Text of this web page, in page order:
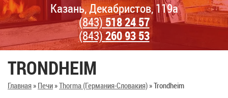
Казань, Декабристов, 119а
(843)518 24 57
(843)260 93 53
TRONDHEIM
Главная» Печи»Thorma (Германия-Словакия)»Trondheim